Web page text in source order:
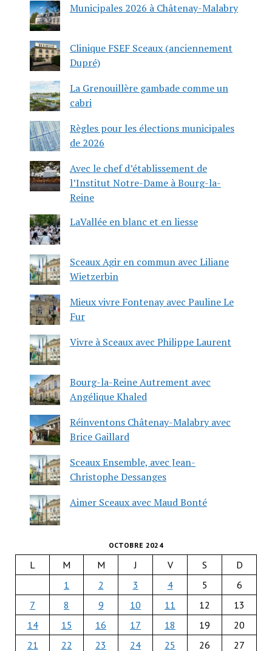
Municipales 2026 à Châtenay-Malabry
Clinique FSEF Sceaux (anciennement
Dupré)
La Grenouillère gambade comme un
cabri
Règles pour les élections municipales
de 2026
Avec le chef d’établissement de
l’Institut Notre-Dame à Bourg-la-
Reine
LaVallée en blanc et en liesse
Sceaux Agir en commun avec Liliane
Wietzerbin
Mieux vivre Fontenay avec Pauline Le
Fur
Vivre à Sceaux avec Philippe Laurent
Bourg-la-Reine Autrement avec
Angélique Khaled
Réinventons Châtenay-Malabry avec
Brice Gaillard
Sceaux Ensemble, avec Jean-
Christophe Dessanges
Aimer Sceaux avec Maud Bonté
OCTOBRE 2024
L M M J V S
D
1
2 3 4 5
6
7
8 9 10 11 12
13
14
15 16 17 18 19
20
21
22 23 24 25 26 27